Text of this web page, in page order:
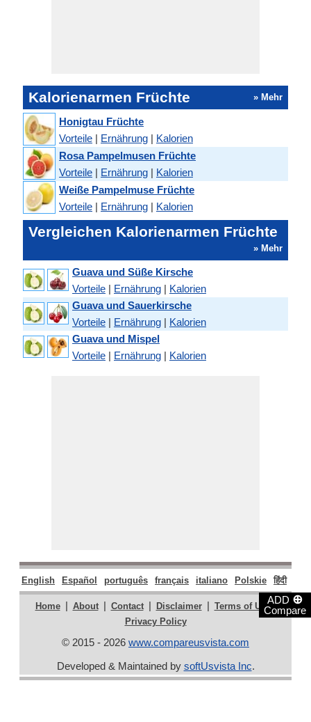
ADD ⊕
Compare
Kalorienarmen Früchte » Mehr
Honigtau Früchte
Vorteile | Ernährung | Kalorien
Rosa Pampelmusen Früchte
Vorteile | Ernährung | Kalorien
Weiße Pampelmuse Früchte
Vorteile | Ernährung | Kalorien
Vergleichen Kalorienarmen Früchte
» Mehr
Guava und Süße Kirsche
Vorteile | Ernährung | Kalorien
Guava und Sauerkirsche
Vorteile | Ernährung | Kalorien
Guava und Mispel
Vorteile | Ernährung | Kalorien
English Español português français italiano Polskie हिंदी
Home | About | Contact | Disclaimer | Terms of Use |
Privacy Policy
© 2015 - 2026 www.compareusvista.com
Developed & Maintained by softUsvista Inc.